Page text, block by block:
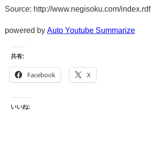
Source: http://www.negisoku.com/index.rdf
powered by Auto Youtube Summarize
共有:
Facebook X
いいね: